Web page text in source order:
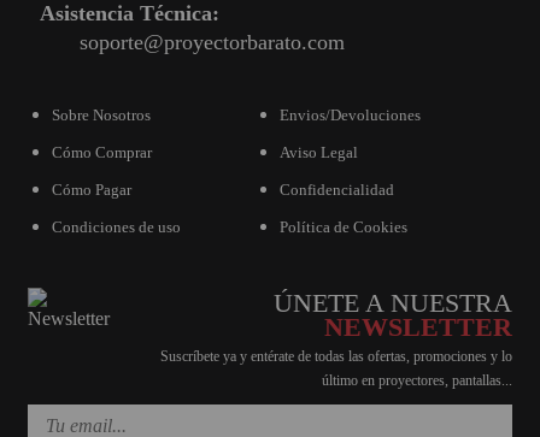
Asistencia Técnica:
soporte@proyectorbarato.com
Sobre Nosotros
Cómo Comprar
Cómo Pagar
Condiciones de uso
Envios/Devoluciones
Aviso Legal
Confidencialidad
Política de Cookies
ÚNETE A NUESTRA
NEWSLETTER
Suscríbete ya y entérate de todas las ofertas, promociones y lo
último en proyectores, pantallas...